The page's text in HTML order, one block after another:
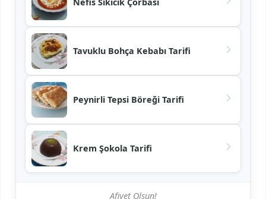
Tavuklu Bohça Kebabı Tarifi
Peynirli Tepsi Böreği Tarifi
Krem Şokola Tarifi
Afiyet Olsun!